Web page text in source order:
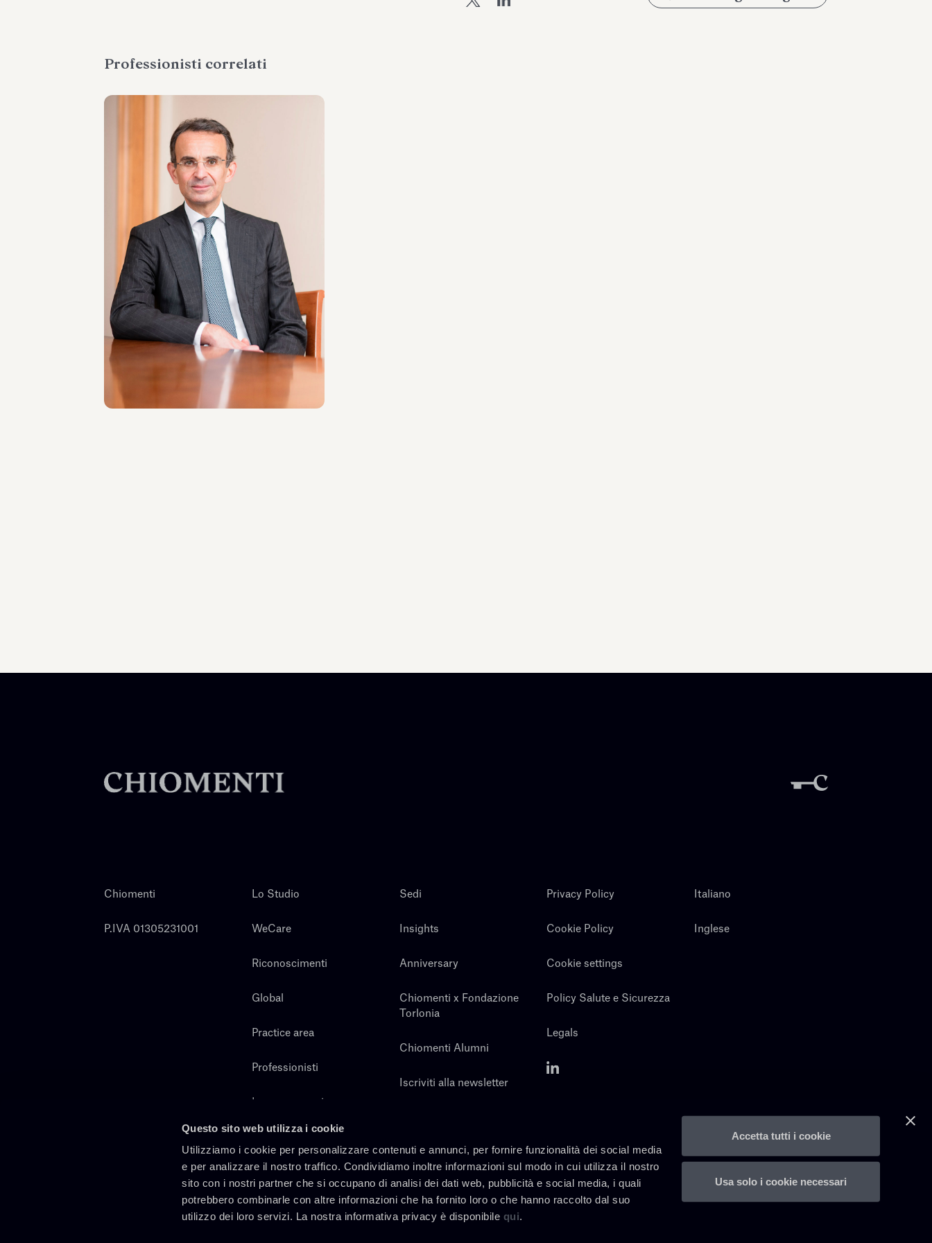
Questo sito web utilizza i cookie
Utilizziamo i cookie per personalizzare contenuti e annunci, per fornire funzionalità dei social media
e per analizzare il nostro traffico. Condividiamo inoltre informazioni sul modo in cui utilizza il nostro
sito con i nostri partner che si occupano di analisi dei dati web, pubblicità e social media, i quali
potrebbero combinarle con altre informazioni che ha fornito loro o che hanno raccolto dal suo
utilizzo dei loro servizi. La nostra informativa privacy è disponibile qui.
Accetta tutti i cookie
Usa solo i cookie necessari
Professionisti correlati
PARTNER
Marco Di Siena
SEDI
Roma
Scopri il professionista
Chiomenti
P.IVA 01305231001
Lo Studio
WeCare
Riconoscimenti
Global
Practice area
Professionisti
Lavora con noi
Sedi
Insights
Anniversary
Chiomenti x Fondazione
Torlonia
Chiomenti Alumni
Iscriviti alla newsletter
Privacy Policy
Cookie Policy
Cookie settings
Policy Salute e Sicurezza
Legals
Italiano
Inglese